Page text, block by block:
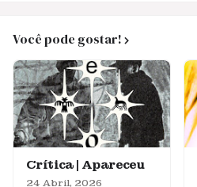
Você pode gostar!
Crítica | Apareceu
24 Abril, 2026